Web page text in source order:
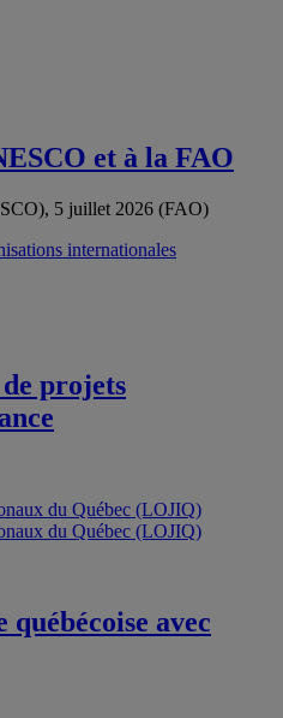
et à la FAO
5 juillet 2026 (FAO)
projets
québécoise avec